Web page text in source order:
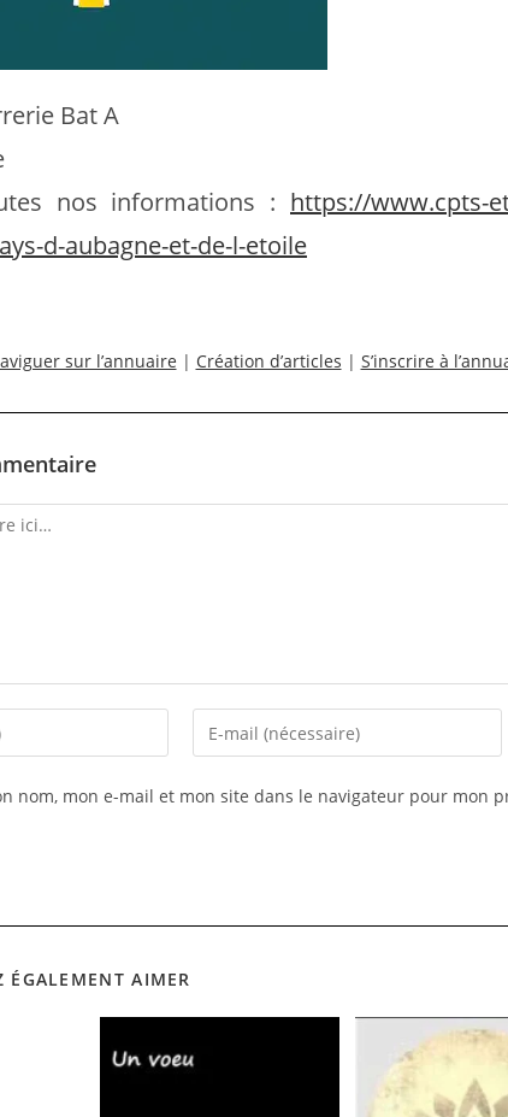
Bat A
nos informations : https://www.cpts-
d-aubagne-et-de-l-etoile
sur l’annuaire | Création d’articles | S’inscrire à
Enter
your
nom, mon e-mail et mon site dans le navigateur pour mon
ÉGALEMENT AIMER